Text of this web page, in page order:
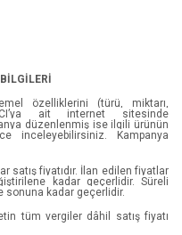
özelliklerini (türü, miktarı,
ait internet sitesinde
düzenlenmiş ise ilgili ürünün
inceleyebilirsiniz. Kampanya
satış fiyatıdır. İlan edilen fiyatlar
kadar geçerlidir. Süreli
sonuna kadar geçerlidir.
tüm vergiler dâhil satış fiyatı